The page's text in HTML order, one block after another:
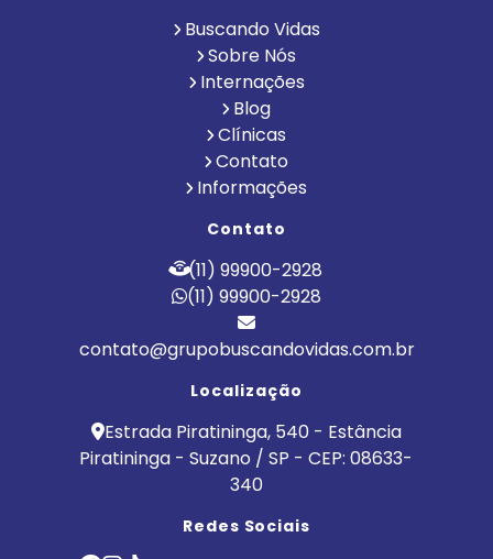
Buscando Vidas
Sobre Nós
Internações
Blog
Clínicas
Contato
Informações
Contato
(11) 99900-2928
(11) 99900-2928
contato@grupobuscandovidas.com.br
Localização
Estrada Piratininga, 540 - Estância
Piratininga - Suzano / SP - CEP: 08633-
340
Redes Sociais